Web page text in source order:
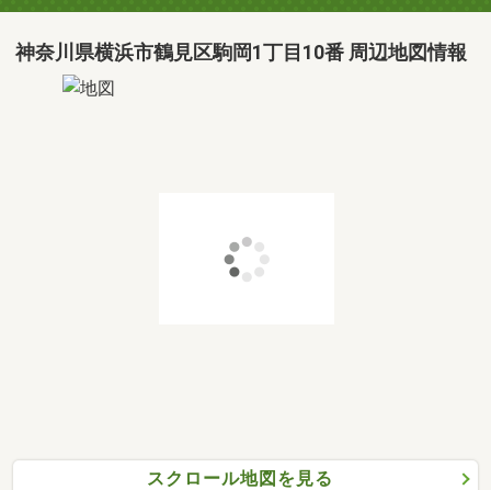
神奈川県横浜市鶴見区駒岡1丁目10番 周辺地図情報
スクロール地図を見る